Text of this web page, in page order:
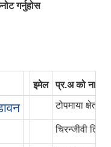
गर्नुहोस
इमेल प्र.अ को नाम
टोपमाया क्षेत्री
चिरन्जीवी तिवारी